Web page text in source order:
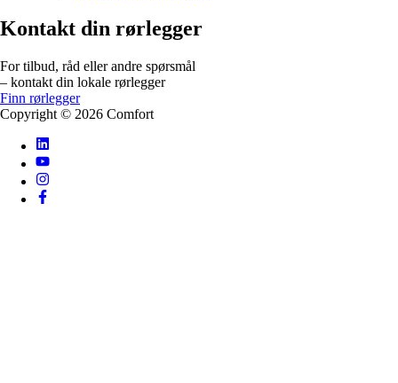
Kontakt din rørlegger
For tilbud, råd eller andre spørsmål
– kontakt din lokale rørlegger
Finn rørlegger
Copyright © 2026 Comfort